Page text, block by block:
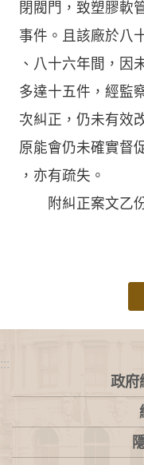
閉閥門，致塑膠軟
事件。且該廠於八
、八十六年間，因
多達十五件，經監
次糾正，仍未有效
原能會仍未確實督
，亦有疏失。
附糾正案文乙
:::
政府